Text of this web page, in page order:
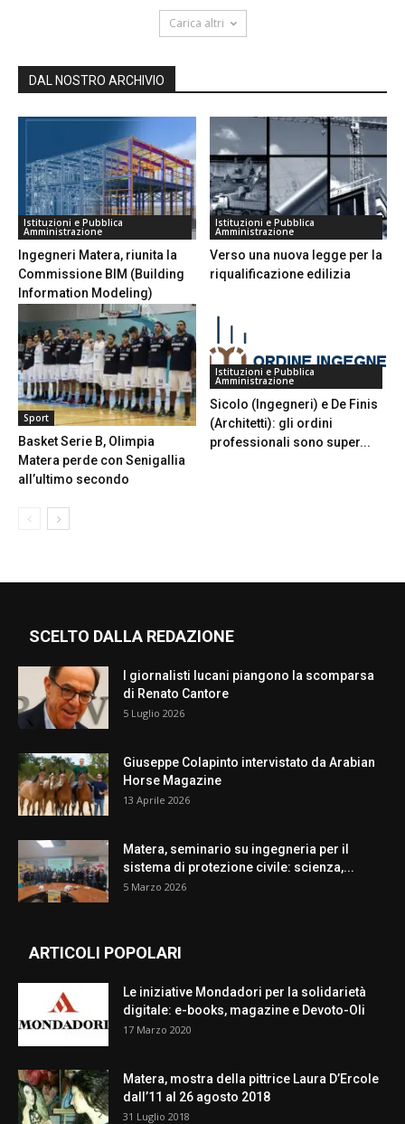
Carica altri
DAL NOSTRO ARCHIVIO
Istituzioni e Pubblica
Amministrazione
Ingegneri Matera, riunita la
Commissione BIM (Building
Information Modeling)
Istituzioni e Pubblica
Amministrazione
Verso una nuova legge per la
riqualificazione edilizia
Sport
Basket Serie B, Olimpia
Matera perde con Senigallia
all’ultimo secondo
Istituzioni e Pubblica
Amministrazione
Sicolo (Ingegneri) e De Finis
(Architetti): gli ordini
professionali sono super...
SCELTO DALLA REDAZIONE
I giornalisti lucani piangono la scomparsa
di Renato Cantore
5 Luglio 2026
Giuseppe Colapinto intervistato da Arabian
Horse Magazine
13 Aprile 2026
Matera, seminario su ingegneria per il
sistema di protezione civile: scienza,...
5 Marzo 2026
ARTICOLI POPOLARI
Le iniziative Mondadori per la solidarietà
digitale: e-books, magazine e Devoto-Oli
17 Marzo 2020
Matera, mostra della pittrice Laura D’Ercole
dall’11 al 26 agosto 2018
31 Luglio 2018